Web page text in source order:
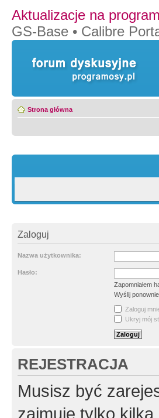
Aktualizacje na
GS-Base • Calibre
Strona główna
Zaloguj
Nazwa użytkownika:
Hasło:
Zapomniałem
Wyślij
Zaloguj
Ukryj mój
REJESTRACJA
Musisz być
zajmuje tylko